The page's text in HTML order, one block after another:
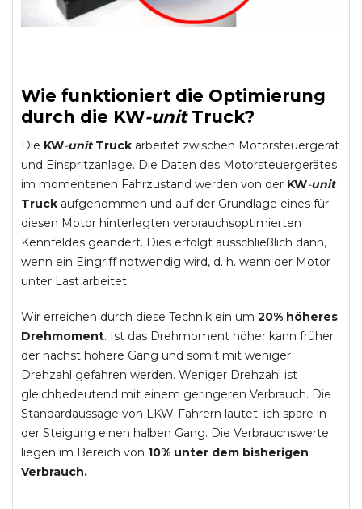
Wie funktioniert die Optimierung
durch die KW-unit Truck?
Die KW-unit Truck arbeitet zwischen Motorsteuergerät
und Einspritzanlage. Die Daten des Motorsteuergerätes
im momentanen Fahrzustand werden von der KW-unit
Truck aufgenommen und auf der Grundlage eines für
diesen Motor hinterlegten verbrauchsoptimierten
Kennfeldes geändert. Dies erfolgt ausschließlich dann,
wenn ein Eingriff notwendig wird, d. h. wenn der Motor
unter Last arbeitet.
Wir erreichen durch diese Technik ein um 20% höheres
Drehmoment. Ist das Drehmoment höher kann früher
der nächst höhere Gang und somit mit weniger
Drehzahl gefahren werden. Weniger Drehzahl ist
gleichbedeutend mit einem geringeren Verbrauch. Die
Standardaussage von LKW-Fahrern lautet: ich spare in
der Steigung einen halben Gang. Die Verbrauchswerte
liegen im Bereich von 10% unter dem bisherigen
Verbrauch.